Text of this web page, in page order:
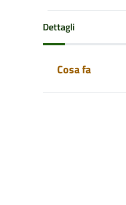
Dettagli
Cosa fa